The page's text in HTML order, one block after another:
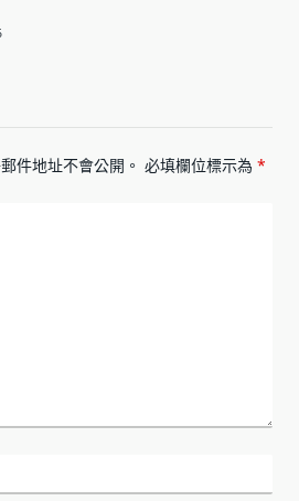
件地址不會公開。 必填欄位標示為 *